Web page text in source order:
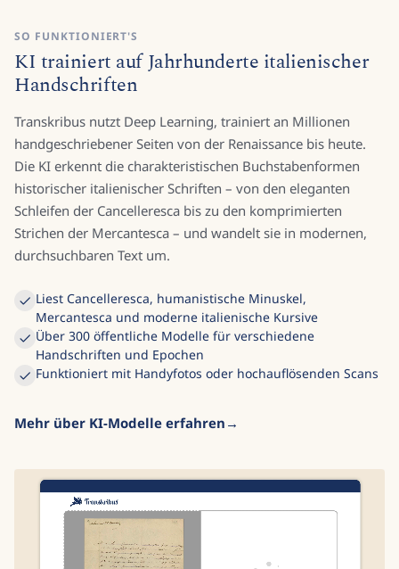
SO FUNKTIONIERT'S
KI trainiert auf Jahrhunderte italienischer
Handschriften
Transkribus nutzt Deep Learning, trainiert an Millionen
handgeschriebener Seiten von der Renaissance bis heute.
Die KI erkennt die charakteristischen Buchstabenformen
historischer italienischer Schriften – von den eleganten
Schleifen der Cancelleresca bis zu den komprimierten
Strichen der Mercantesca – und wandelt sie in modernen,
durchsuchbaren Text um.
Liest Cancelleresca, humanistische Minuskel,
Mercantesca und moderne italienische Kursive
Über 300 öffentliche Modelle für verschiedene
Handschriften und Epochen
Funktioniert mit Handyfotos oder hochauflösenden Scans
Mehr über KI-Modelle erfahren